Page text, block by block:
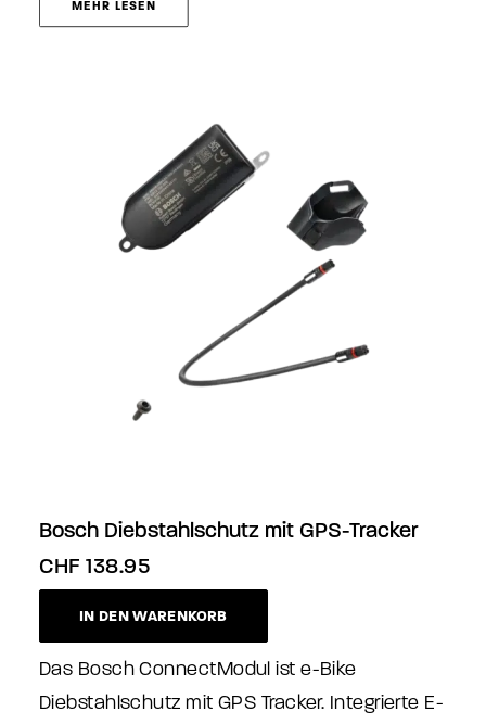
MEHR LESEN
Bosch Diebstahlschutz mit GPS-Tracker
CHF 138.95
IN DEN WARENKORB
Das Bosch ConnectModul ist e-Bike
Diebstahlschutz mit GPS Tracker. Integrierte E-